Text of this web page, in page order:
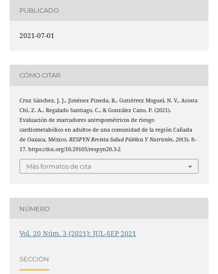
PUBLICADO
2021-07-01
CÓMO CITAR
Cruz Sánchez, J. J., Jiménez Pineda, R., Gutiérrez Moguel, N. V., Acosta
Chí, Z. A., Regalado Santiago, C., & González Cano, P. (2021).
Evaluación de marcadores antropométricos de riesgo
cardiometabólico en adultos de una comunidad de la región Cañada
de Oaxaca, México. RESPYN Revista Salud Pública Y Nutrición, 20(3), 8–
17. https://doi.org/10.29105/respyn20.3-2
Más formatos de cita
NÚMERO
Vol. 20 Núm. 3 (2021): JUL-SEP 2021
SECCIÓN